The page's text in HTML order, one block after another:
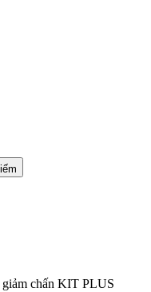
chấn KIT PLUS